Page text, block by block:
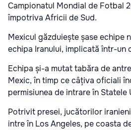
Campionatul Mondial de Fotbal
împotriva Africii de Sud.
Mexicul găzduiește șase echipe
echipa Iranului, implicată într-un
Echipa și-a mutat tabăra de
Mexic, în timp ce câțiva oficiali
permisiunea de intrare în Statele
Potrivit presei, jucătorilor
intre în Los Angeles, pe coasta